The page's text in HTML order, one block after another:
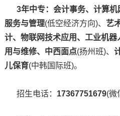
3年中专： 会计事务、计算
服务与管理(低空经济方向)、 艺
计、物联网技术应用、工业机
用与维修、中西面点(扬州班)、
儿保育(中韩国际班)。
招生电话： 17367751679(微